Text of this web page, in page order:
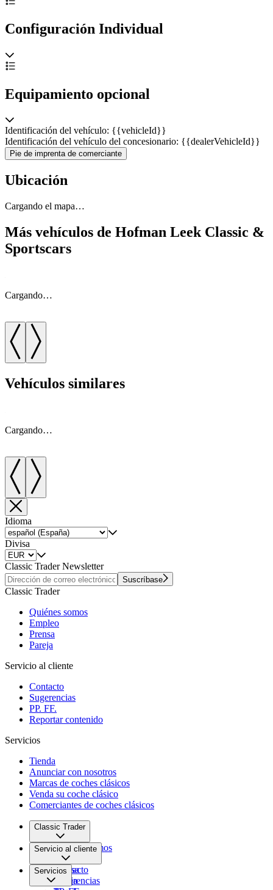
Configuración Individual
Equipamiento opcional
Identificación del vehículo: {{vehicleId}}
Identificación del vehículo del concesionario: {{dealerVehicleId}}
Pie de imprenta de comerciante
Ubicación
Cargando el mapa…
Más vehículos de Hofman Leek Classic &
Sportscars
Cargando…
Vehículos similares
Cargando…
Idioma
Divisa
Classic Trader Newsletter
Suscríbase
Classic Trader
Quiénes somos
Empleo
Prensa
Pareja
Servicio al cliente
Contacto
Sugerencias
PP. FF.
Reportar contenido
Servicios
Tienda
Anunciar con nosotros
Marcas de coches clásicos
Venda su coche clásico
Comerciantes de coches clásicos
Classic Trader
Quiénes somos
Empleo
Prensa
Pareja
Servicio al cliente
Contacto
Sugerencias
Servicios